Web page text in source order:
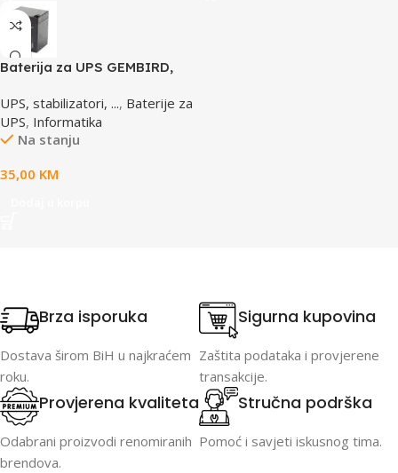
Baterija za UPS GEMBIRD,
UPS, stabilizatori, ..., Baterije za
UPS, Informatika
Na stanju
35,00 KM
Brza isporuka
Dostava širom BiH u najkraćem
roku.
Sigurna kupovina
Zaštita podataka i provjerene
transakcije.
Provjerena kvaliteta
Odabrani proizvodi renomiranih
brendova.
Stručna podrška
Pomoć i savjeti iskusnog tima.